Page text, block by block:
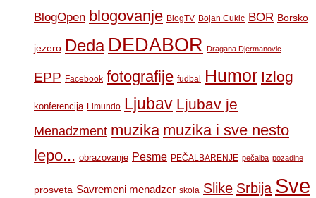
BlogOpen blogovanje BlogTV Bojan Cukic BOR Borsko
jezero Deda DEDABOR Dragana Djermanovic
EPP Facebook fotografije fudbal Humor Izlog
konferencija Limundo Ljubav Ljubav je
Menadzment muzika muzika i sve nesto
lepo... obrazovanje Pesme PEČALBARENJE pečalba pozadine
prosveta Savremeni menadzer skola Slike Srbija Sve